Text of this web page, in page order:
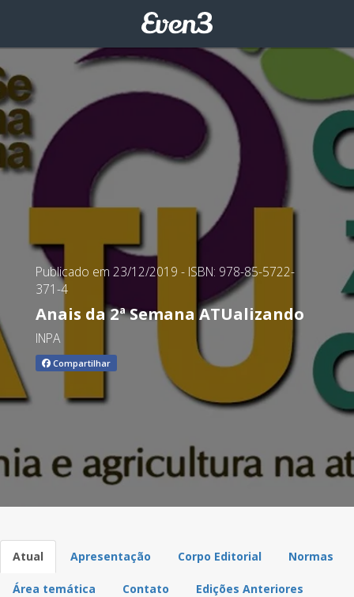
Publicado em 23/12/2019 - ISBN: 978-85-5722-
371-4
Anais da 2ª Semana ATUalizando
INPA
Compartilhar
Atual Apresentação Corpo Editorial Normas
Área temática Contato Edições Anteriores